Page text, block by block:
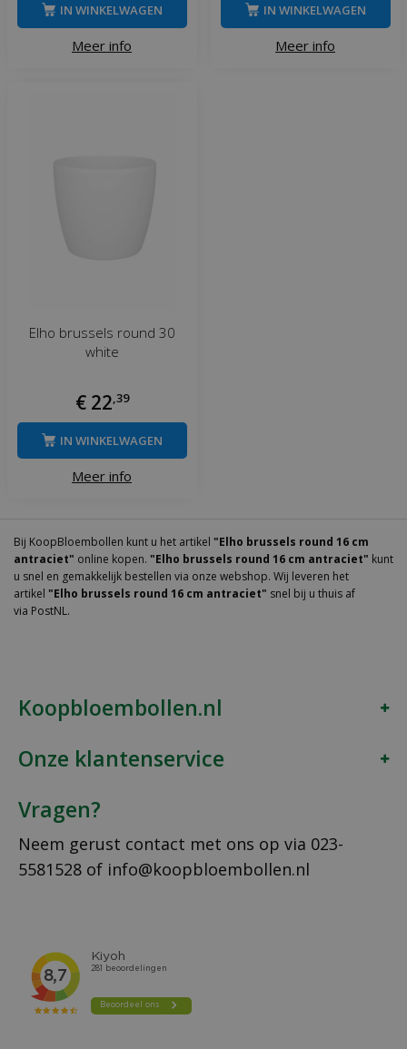
Meer info
IN WINKELWAGEN
Meer info
IN WINKELWAGEN
Elho brussels round 30
white
€ 22 39
Meer info
IN WINKELWAGEN
Bij KoopBloembollen kunt u het artikel "Elho brussels round 16 cm
antraciet" online kopen. "Elho brussels round 16 cm antraciet" kunt
u snel en gemakkelijk bestellen via onze webshop. Wij leveren het
artikel "Elho brussels round 16 cm antraciet" snel bij u thuis af
via PostNL.
Koopbloembollen.nl
Onze klantenservice
Vragen?
Neem gerust contact met ons op via 023-
5581528 of info@koopbloembollen.nl